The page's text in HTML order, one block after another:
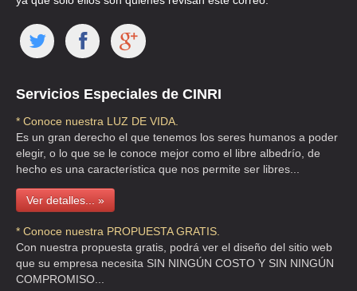
Servicios Especiales de CINRI
* Conoce nuestra LUZ DE VIDA.
Es un gran derecho el que tenemos los seres humanos a poder
elegir, o lo que se le conoce mejor como el libre albedrío, de
hecho es una característica que nos permite ser libres...
Ver detalles... »
* Conoce nuestra PROPUESTA GRATIS.
Con nuestra propuesta gratis, podrá ver el diseño del sitio web
que su empresa necesita SIN NINGÚN COSTO Y SIN NINGÚN
COMPROMISO...